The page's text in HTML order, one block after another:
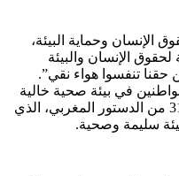
الإنسان وحماية البيئة،
لحقوق الإنسان والبيئة
تنفسوا هواء نقي”.
في بيئة صحية خالية
من التلوث، وذلك استناداً إلى الفصل 31 من الدستور المغربي، الذي
سليمة وصحية.